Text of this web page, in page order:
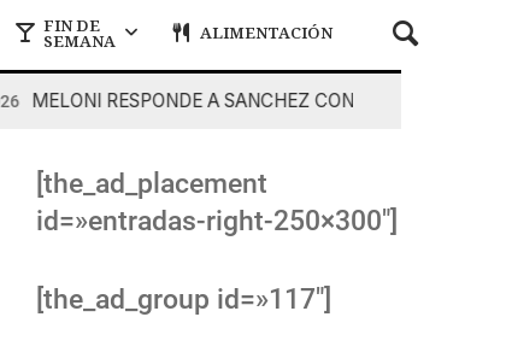
FIN DE
SEMANA ALIMENTACIÓN
MELONI RESPONDE A SANCHEZ CON DUREZA
[the_ad_placement
id=»entradas-right-250×300″]
[the_ad_group id=»117″]